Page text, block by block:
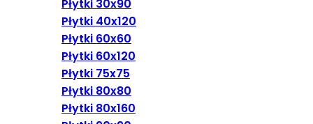
Płytki 30x90
Płytki 40x120
Płytki 60x60
Płytki 60x120
Płytki 75x75
Płytki 80x80
Płytki 80x160